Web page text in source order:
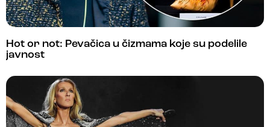
Hot or not: Pevačica u čizmama koje su podelile
javnost